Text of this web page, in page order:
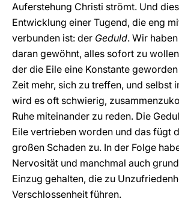
Auferstehung Christi strömt. Und
Entwicklung einer Tugend, die eng
verbunden ist: der Geduld. Wir
daran gewöhnt, alles sofort zu
der die Eile eine Konstante
Zeit mehr, sich zu treffen, und selbst
wird es oft schwierig,
Ruhe miteinander zu reden. Die
Eile vertrieben worden und das fügt
großen Schaden zu. In der Folge
Nervosität und manchmal auch
Einzug gehalten, die zu
Verschlossenheit führen.